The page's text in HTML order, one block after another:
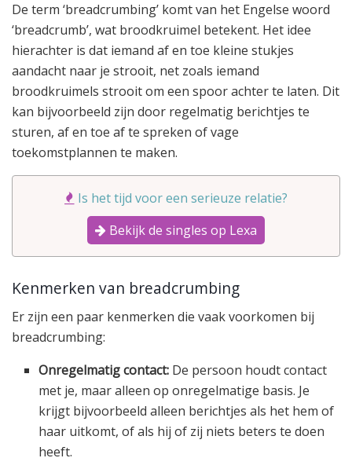
De term ‘breadcrumbing’ komt van het Engelse woord
‘breadcrumb’, wat broodkruimel betekent. Het idee
hierachter is dat iemand af en toe kleine stukjes
aandacht naar je strooit, net zoals iemand
broodkruimels strooit om een spoor achter te laten. Dit
kan bijvoorbeeld zijn door regelmatig berichtjes te
sturen, af en toe af te spreken of vage
toekomstplannen te maken.
Is het tijd voor een serieuze relatie?
Bekijk de singles op Lexa
Kenmerken van breadcrumbing
Er zijn een paar kenmerken die vaak voorkomen bij
breadcrumbing:
Onregelmatig contact: De persoon houdt contact
met je, maar alleen op onregelmatige basis. Je
krijgt bijvoorbeeld alleen berichtjes als het hem of
haar uitkomt, of als hij of zij niets beters te doen
heeft.